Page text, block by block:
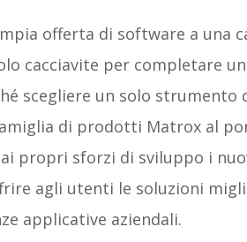
offerta di software a una
cacciavite per completare
scegliere un solo strumento
di prodotti Matrox al
propri sforzi di sviluppo i
agli utenti le soluzioni
applicative aziendali.